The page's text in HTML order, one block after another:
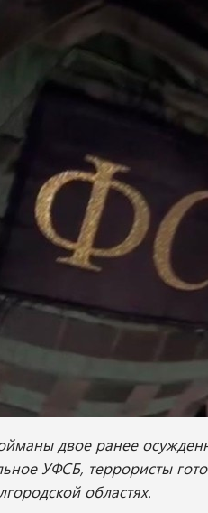
двое ранее
УФСБ, террористы
областях.